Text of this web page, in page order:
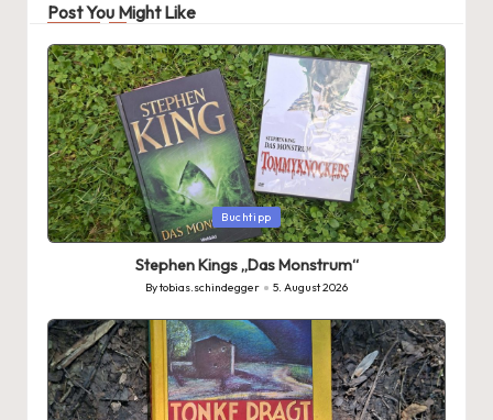
Post You Might Like
Posted
in
Buchtipp
Stephen Kings „Das Monstrum“
Posted
by
Bytobias.schindegger 5. August 2026